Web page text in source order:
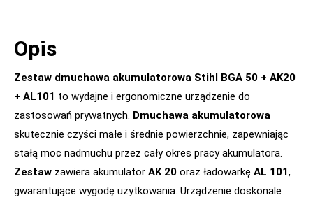
Opis
Zestaw dmuchawa akumulatorowa Stihl BGA 50 + AK20
+ AL101 to wydajne i ergonomiczne urządzenie do
zastosowań prywatnych. Dmuchawa akumulatorowa
skutecznie czyści małe i średnie powierzchnie, zapewniając
stałą moc nadmuchu przez cały okres pracy akumulatora.
Zestaw zawiera akumulator AK 20 oraz ładowarkę AL 101,
gwarantujące wygodę użytkowania. Urządzenie doskonale